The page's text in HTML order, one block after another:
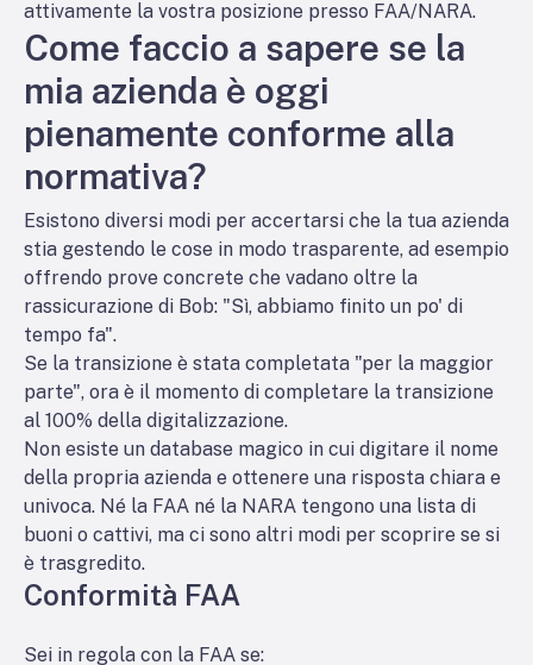
attivamente la vostra posizione presso FAA/NARA.
Come faccio a sapere se la
mia azienda è oggi
pienamente conforme alla
normativa?
Esistono diversi modi per accertarsi che la tua azienda
stia gestendo le cose in modo trasparente, ad esempio
offrendo prove concrete che vadano oltre la
rassicurazione di Bob: "Sì, abbiamo finito un po' di
tempo fa".
Se la transizione è stata completata "per la maggior
parte", ora è il momento di completare la transizione
al 100% della digitalizzazione.
Non esiste un database magico in cui digitare il nome
della propria azienda e ottenere una risposta chiara e
univoca. Né la FAA né la NARA tengono una lista di
buoni o cattivi, ma ci sono altri modi per scoprire se si
è trasgredito.
Conformità FAA
Sei in regola con la FAA se: